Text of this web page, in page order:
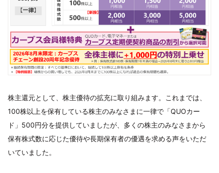
株主還元として、株主優待の拡充に取り組みます。これまでは、
100株以上を保有している株主のみなさまに一律で「QUOカー
ド」500円分を提供していましたが、多くの株主のみなさまから
保有株式数に応じた優待や長期保有者の優遇を求める声をいただ
いていました。